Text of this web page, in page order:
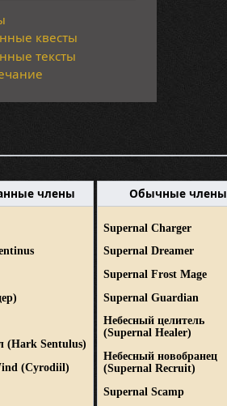
квесты
тексты
члены
(Hark Sentulus)
(Cyrodiil)
Обычные члены
Supernal Charger
Supernal Dreamer
Supernal Frost Mage
Supernal Guardian
Небесный целитель
(Supernal Healer)
Небесный новобранец
(Supernal Recruit)
Supernal Scamp